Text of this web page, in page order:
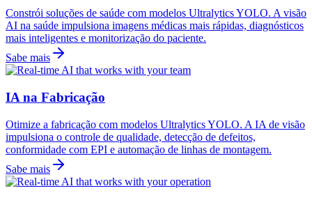
Constrói soluções de saúde com modelos Ultralytics YOLO. A visão
AI na saúde impulsiona imagens médicas mais rápidas, diagnósticos
mais inteligentes e monitorização do paciente.
Sabe mais
IA na Fabricação
Otimize a fabricação com modelos Ultralytics YOLO. A IA de visão
impulsiona o controle de qualidade, detecção de defeitos,
conformidade com EPI e automação de linhas de montagem.
Sabe mais